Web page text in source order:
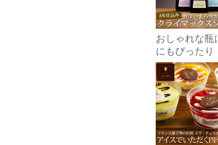
おしゃれな
にもぴったり